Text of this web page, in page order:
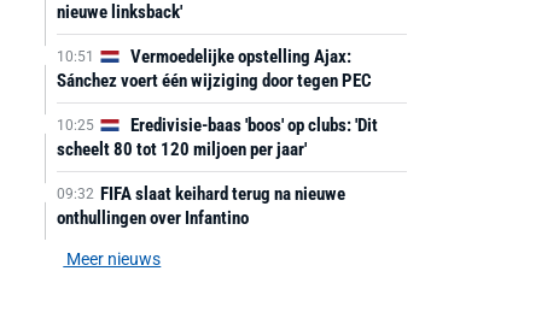
nieuwe linksback'
10:51
Vermoedelijke opstelling Ajax:
Sánchez voert één wijziging door tegen PEC
10:25
Eredivisie-baas 'boos' op clubs: 'Dit
scheelt 80 tot 120 miljoen per jaar'
09:32 FIFA slaat keihard terug na nieuwe
onthullingen over Infantino
Meer nieuws